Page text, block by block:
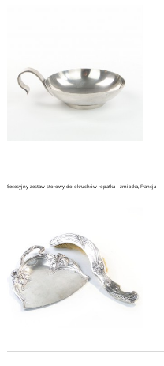
Secesyjny zestaw stołowy do okruchów łopatka i zmiotka, Francja